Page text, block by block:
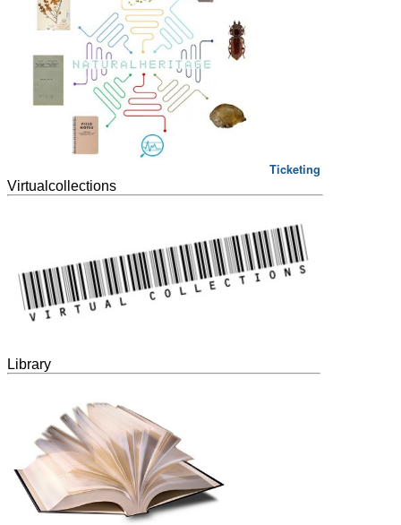
Ticketing
Virtualcollections
Library